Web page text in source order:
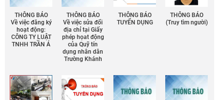
THÔNG BÁO
Về việc đăng ký
hoạt động:
CÔNG TY LUẬT
TNHH TRẦN Á
THÔNG BÁO
Về việc sửa đổi
địa chỉ tại Giấy
phép họat động
của Quỹ tín
dụng nhân dân
Trường Khánh
THÔNG BÁO
TUYỂN DỤNG
THÔNG BÁO
(Truy tìm người)